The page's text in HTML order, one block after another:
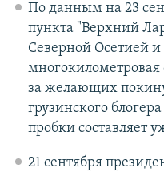
По данным на 23
пункта "Верхний
Северной Осетией и
многокилометровая
за желающих
грузинского
пробки составляет
21 сентября